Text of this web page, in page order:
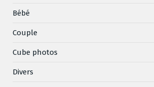
Bébé
Couple
Cube photos
Divers